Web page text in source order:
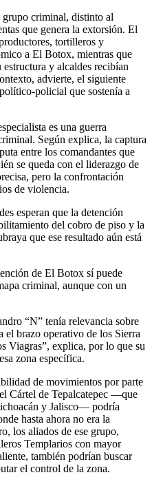
criminal, distinto al
que genera la extorsión. El
tortilleros y
a El Botox, mientras que
y alcaldes recibían
advierte, el siguiente
policial que sostenía a
es una guerra
Según explica, la captura
entre los comandantes que
se queda con el liderazgo de
pero la confrontación
de violencia.
esperan que la detención
del cobro de piso y la
que ese resultado aún está
de El Botox sí puede
criminal, aunque con un
“N” tenía relevancia sobre
el brazo operativo de los Sierra
Viagras”, explica, por lo que su
zona específica.
de movimientos por parte
Cártel de Tepalcatepec —que
y Jalisco— podría
hasta ahora no era la
los aliados de ese grupo,
Templarios con mayor
también podrían buscar
el control de la zona.